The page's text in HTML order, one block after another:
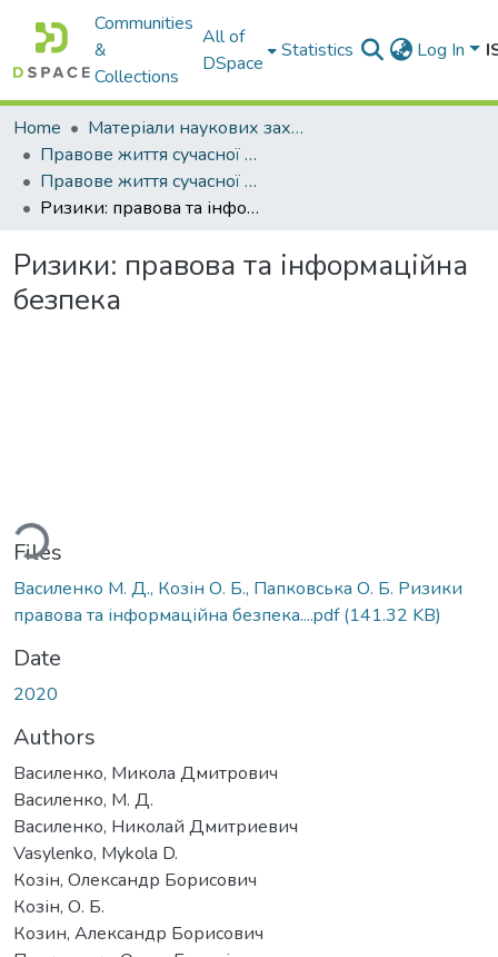
Communities
&
Collections
All of
DSpace
Statistics Log In
Home
Матеріали наукових заходів
Правове життя сучасної України
Правове життя сучасної України : матер. Міжнар. наук. конф. (Одеса, 15 травня 2020 р.). У 3-х т. Т. 2
Ризики: правова та інформаційна безпека
Ризики: правова та інформаційна
безпека
Files
Василенко М. Д., Козін О. Б., Папковська О. Б. Ризики
правова та інформаційна безпека....pdf(141.32 KB)
Date
2020
Authors
Василенко, Микола Дмитрович
Василенко, М. Д.
Василенко, Николай Дмитриевич
Vasylenko, Mykola D.
Козін, Олександр Борисович
Козін, О. Б.
Козин, Александр Борисович